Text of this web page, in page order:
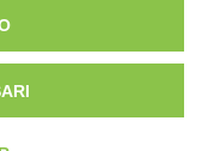
rights reserved
Anticorruzione